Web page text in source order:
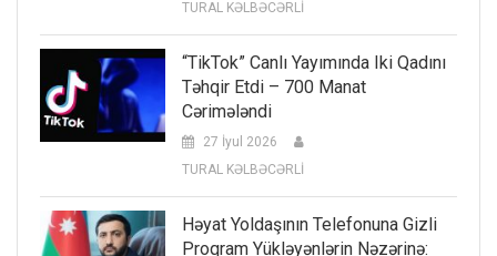
TURAL KƏLBƏCƏRLİ
“TikTok” Canlı Yayımında Iki Qadını
Təhqir Etdi – 700 Manat
Cərimələndi
27 İyul 2026
TURAL KƏLBƏCƏRLİ
Həyat Yoldaşının Telefonuna Gizli
Proqram Yükləyənlərin Nəzərinə: